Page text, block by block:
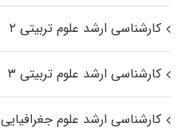
کارشناسی ارشد علوم تربیتی ۲
کارشناسی ارشد علوم تربیتی ۳
کارشناسی ارشد علوم جغرافیایی